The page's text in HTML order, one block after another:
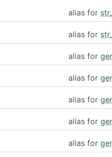
alias for
alias for
alias for
alias for
alias for
alias for
alias for